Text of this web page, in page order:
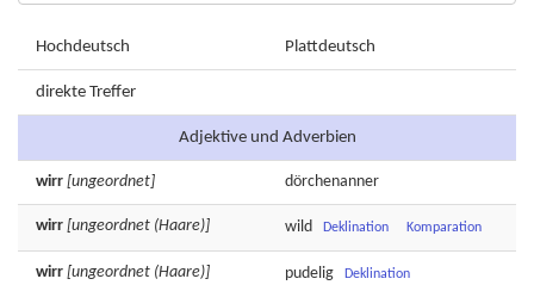
Hochdeutsch Plattdeutsch
direkte Treffer
Adjektive und Adverbien
wirr [ungeordnet] dörchenanner
wirr [ungeordnet (Haare)] wild Deklination Komparation
wirr [ungeordnet (Haare)] pudelig
Deklination